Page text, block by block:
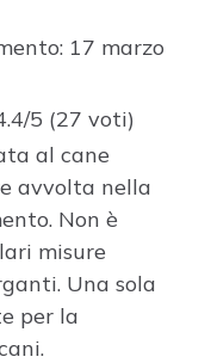
17 marzo
5 (27 voti)
al cane
avvolta nella
Non è
misure
Una sola
per la